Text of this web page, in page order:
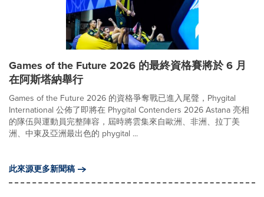
Games of the Future 2026 的最終資格賽將於 6 月
在阿斯塔納舉行
Games of the Future 2026 的資格爭奪戰已進入尾聲，Phygital
International 公佈了即將在 Phygital Contenders 2026 Astana 亮相
的隊伍與運動員完整陣容，屆時將雲集來自歐洲、非洲、拉丁美
洲、中東及亞洲最出色的 phygital ...
此來源更多新聞稿